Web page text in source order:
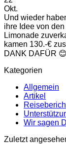
Okt.
Und wieder
ihre Idee von
Limonade
kamen 130.-€
DANK DAFÜR 😊
Kategorien
Allgemein
Artikel
Wir sagen
Zuletzt